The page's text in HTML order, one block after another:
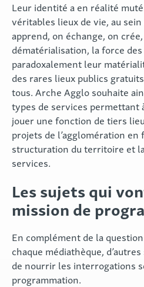
Leur identité a en réalité
véritables lieux de vie, au
apprend, on échange, on
dématérialisation, la force
paradoxalement leur
des rares lieux publics
tous. Arche Agglo souhaite
types de services permettant
jouer une fonction de tiers
projets de l’agglomération en
structuration du territoire et
services.
Les sujets qui
mission de
En complément de la
chaque médiathèque,
de nourrir les interrogations
programmation.